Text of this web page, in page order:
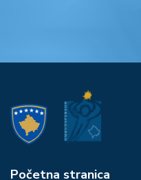
Početna stranica